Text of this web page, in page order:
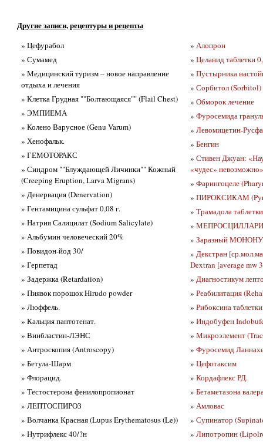
Другие записи, рецептуры и рецепты
» Цефурабол
» Сумамед
» Медицинский туризм – новое направление
отдыха и лечения
» Клетка Грудная ""Болтающаяся"" (Flail Chest)
» ЭМПИЕМА
» Колено Варусное (Genu Varum)
» Хенофальк.
» ГЕМОТОРАКС
» Синдром ""Блуждающей Личинки"" Кожный
(Creeping Eruption, Larva Migrans)
» Денервация (Denervation)
» Гентамицина сульфат 0,08 г.
» Натрия Салицилат (Sodium Salicylate)
» Альбумин человеческий 20%
» Повидон-йод 30/
» Герпетад
» Задержка (Retardation)
» Пиявок порошок Hirudo powder
» Люффель.
» Кальция пантотенат.
» Винбластин-ЛЭНС
» Антроскопия (Antroscopy)
» Бетула-Шарм
» Флорацид.
» Тестостерона фенилопропионат
» ЛЕПТОСПИРОЗ
» Волчанка Красная (Lupus Erythematosus (Le))
» Нутрифлекс 40/?н
» Алопрон
» Целанид таблетки
» Пустырника
» Сорбитол (Sorbitol)
» Обморок лечение
» Фуросемида
» Левомицетин-
» Бенгин
» Стивен Джуан:
«чудес» невозможно»
» Фарингоцеле
» ПИРОКСИКАМ
» Трамадола
»
» Заразный
» Декстран
Dextran [average mw
» Диагностикум
» Реабилитация
» Рибоксина
» Индобуфен
» Микроэлемент
» Фуросемид
» Цефотаксим
» Кордафлекс РД.
» Бетаметазона
» Амловас
» Супинатор
» Липотропин